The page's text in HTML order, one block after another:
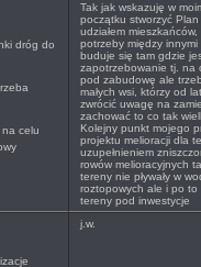
dróg do
na celu
Tak jak wskazuję w
początku stworzyć
udziałem
potrzeby między
buduje się tam gdzie
zapotrzebowanie tj. na
pod zabudowę ale
małych wsi, którzy od
zwrócić uwagę na
zachować to co tak
Kolejny punkt mojego
projektu melioracji dla
uzupełnieniem
rowów melioracyjnych
tereny nie pływały w
roztopowych ale i po
tereny pod inwestycje
j.w.